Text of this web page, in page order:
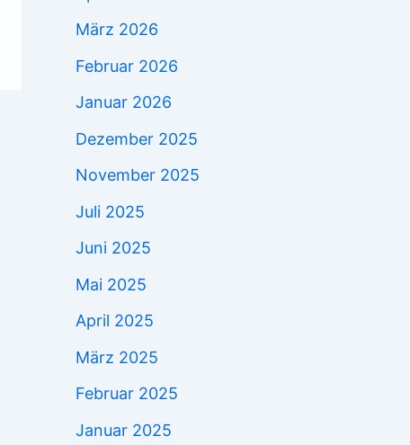
März 2026
Februar 2026
Januar 2026
Dezember 2025
November 2025
Juli 2025
Juni 2025
Mai 2025
April 2025
März 2025
Februar 2025
Januar 2025